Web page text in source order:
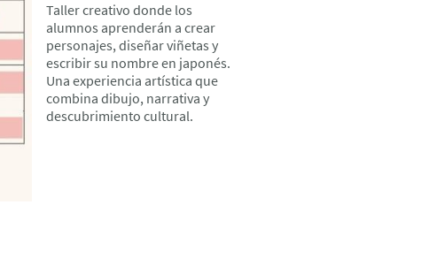
Taller creativo donde los
alumnos aprenderán a crear
personajes, diseñar viñetas y
escribir su nombre en japonés.
Una experiencia artística que
combina dibujo, narrativa y
descubrimiento cultural.